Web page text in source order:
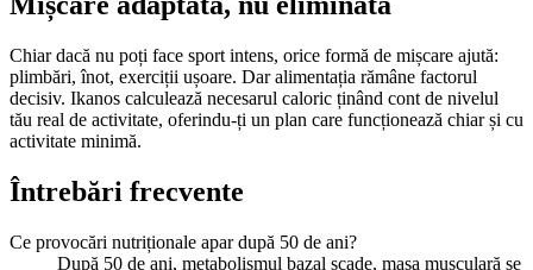
Chiar dacă nu poți face sport intens, orice formă de mișcare ajută:
plimbări, înot, exerciții ușoare. Dar alimentația rămâne factorul
decisiv. Ikanos calculează necesarul caloric ținând cont de nivelul
tău real de activitate, oferindu-ți un plan care funcționează chiar și cu
activitate minimă.
Întrebări frecvente
Ce provocări nutriționale apar după 50 de ani?
După 50 de ani, metabolismul bazal scade, masa musculară se